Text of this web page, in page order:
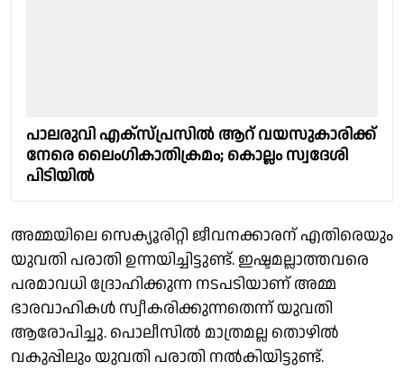
പാലരുവി എക്സ്‌പ്രസിൽ ആറ് വയസുകാരിക്ക്
നേരെ ലൈംഗികാതിക്രമം; കൊല്ലം സ്വദേശി
പിടിയിൽ
അമ്മയിലെ സെക്യൂരിറ്റി ജീവനക്കാരന് എതിരെയും
യുവതി പരാതി ഉന്നയിച്ചിട്ടുണ്ട്. ഇഷ്ടമല്ലാത്തവരെ
പരമാവധി ദ്രോഹിക്കുന്ന നടപടിയാണ് അമ്മ
ഭാരവാഹികൾ സ്വീകരിക്കുന്നതെന്ന് യുവതി
ആരോപിച്ചു. പൊലീസിൽ മാത്രമല്ല തൊഴിൽ
വകുപ്പിലും യുവതി പരാതി നൽകിയിട്ടുണ്ട്.